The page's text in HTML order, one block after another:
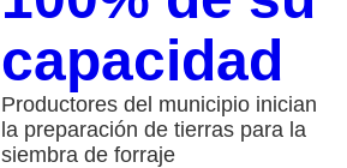
capacidad​
Productores del municipio inician
la preparación de tierras para la
siembra de forraje